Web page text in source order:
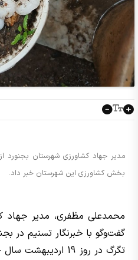
مدیر جهاد کشاورزی شهرستان بجنورد
بخش کشاورزی این شهرستان خبر داد.
محمدعلی مظفری، مدیر جهاد
گفت‌وگو با خبرنگار تسنیم در
تگرگ در روز 19